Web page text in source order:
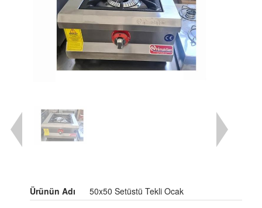
Ürünün Adı 50x50 Setüstü Tekli Ocak